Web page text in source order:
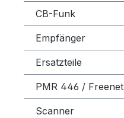
CB-Funk
Empfänger
Ersatzteile
PMR 446 / Freenet
Scanner